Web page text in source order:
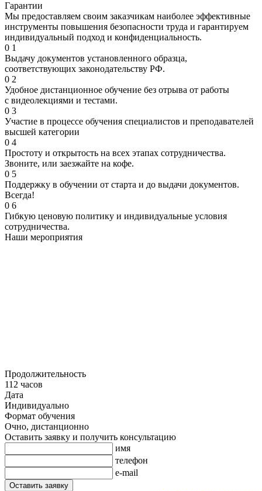
Гарантии
Мы предоставляем своим заказчикам наиболее эффективные
инструменты повышения безопасности труда и гарантируем
индивидуальный подход и конфиденциальность.
0 1
Выдачу документов установленного образца,
соответствующих законодательству РФ.
0 2
Удобное дистанционное обучение без отрыва от работы
с видеолекциями и тестами.
0 3
Участие в процессе обучения специалистов и преподавателей
высшей категории
0 4
Простоту и открытость на всех этапах сотрудничества.
Звоните, или заезжайте на кофе.
0 5
Поддержку в обучении от старта и до выдачи документов.
Всегда!
0 6
Гибкую ценовую политику и индивидуальные условия
сотрудничества.
Наши мероприятия
Продолжительность
112 часов
Дата
Индивидуально
Формат обучения
Очно, дистанционно
Оставить заявку и получить консультацию
имя
телефон
e-mail
Оставить заявку